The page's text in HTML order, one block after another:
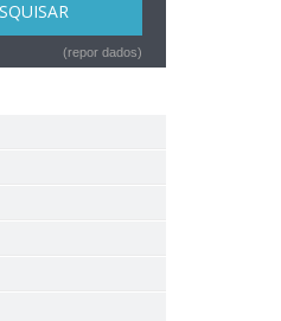
(repor dados)